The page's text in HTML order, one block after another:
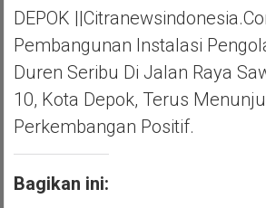
DEPOK
Pembangunan Instalasi
Duren Seribu Di Jalan Raya
10, Kota Depok, Terus
Perkembangan Positif.
Bagikan ini: